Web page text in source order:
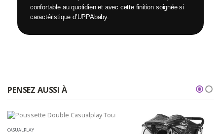
confortable au quotidien et avec cette finition soignée si
caractéristique d’UPPAbaby.
PENSEZ AUSSI À
CASUALPLAY